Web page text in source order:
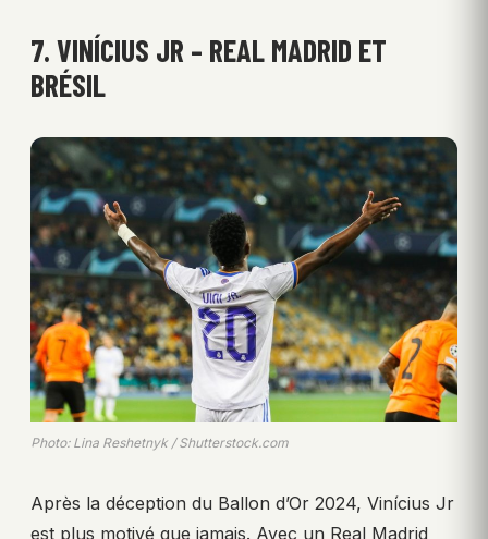
7. VINÍCIUS JR – REAL MADRID ET
BRÉSIL
Photo: Lina Reshetnyk / Shutterstock.com
Après la déception du Ballon d’Or 2024, Vinícius Jr
est plus motivé que jamais. Avec un Real Madrid